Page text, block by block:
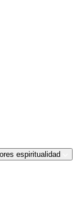
espiritualidad